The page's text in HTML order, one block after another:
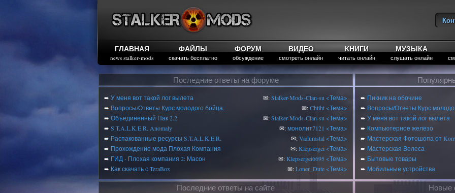
ГЛАВНАЯ
news stalker-mods
ФАЙЛЫ
скачать бесплатно
ФОРУМ
обсуждение
ВИДЕО
смотреть онлайн
КНИГИ
читать онлайн
МУЗЫКА
слушать онлайн
Последние ответы на форуме
➨ У меня вот такой лог вылета ✉:Stalker-Mods-Clan-su <Тема>
➨ Вопросы/Ответы Курс молодого бойца. ✉:Chtiht <Тема>
➨ Объединенный Пак 2.2 ✉:Stalker-Mods-Clan-su <Тема>
➨ S.T.A.L.K.E.R. Anomaly ✉:монолит7121 <Тема>
➨ Распакованные ресурсы S.T.A.L.K.E.R. ✉:Vadumstal <Тема>
➨ Прохождение мода Плохая Компания ✉:Klepsergei <Тема>
➨ ГИД - Плохая компания 2: Масон ✉:Klepsergei6695 <Тема>
➨ Как скачать с TeraBox ✉:Loner_Dute <Тема>
➨ Пикник на обочине
➨ Вопросы/Ответы Курс
➨ У меня вот такой лог вылета
➨ Компьютерное железо
➨ Мастерская Фотошопа от
➨ Мастерская Велеса
➨ Бытовые товары
➨ Мобильные устройства
Последние ответы на сайте Новые